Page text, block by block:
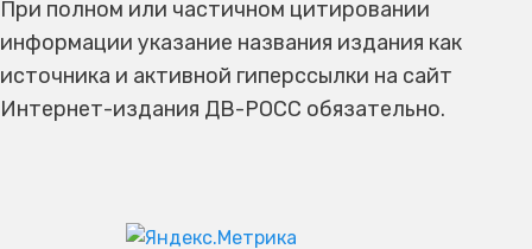
При полном или частичном цитировании
информации указание названия издания как
источника и активной гиперссылки на сайт
Интернет-издания ДВ-РОСС обязательно.